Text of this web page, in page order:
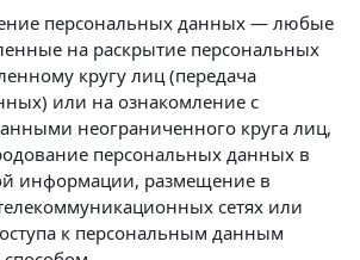
персональных данных — любые
на раскрытие персональных
кругу лиц (передача
или на ознакомление с
неограниченного круга лиц,
персональных данных в
информации, размещение в
сетях или
к персональным данным